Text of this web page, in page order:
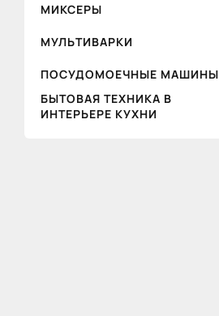
МИКСЕРЫ
МУЛЬТИВАРКИ
ПОСУДОМОЕЧНЫЕ МАШИНЫ
БЫТОВАЯ ТЕХНИКА В
ИНТЕРЬЕРЕ КУХНИ